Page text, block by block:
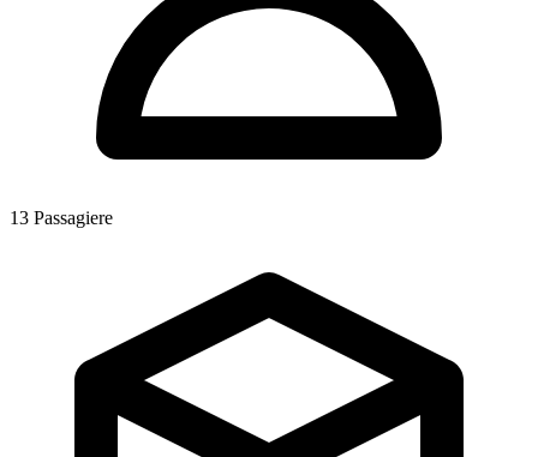
13 Passagiere